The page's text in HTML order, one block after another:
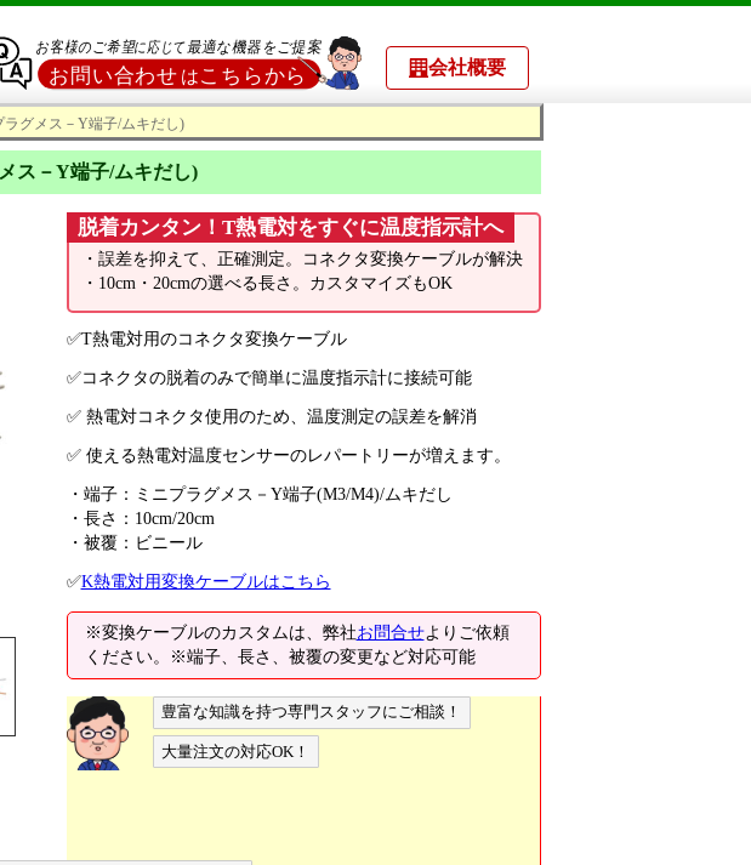
会社概要
グメス－Y端子/ムキだし)
ス－Y端子/ムキだし)
脱着カンタン！T熱電対をすぐに温度指示計へ
・誤差を抑えて、正確測定。コネクタ変換ケーブルが解決
・10cm・20cmの選べる長さ。カスタマイズもOK
✅T熱電対用のコネクタ変換ケーブル
✅コネクタの脱着のみで簡単に温度指示計に接続可能
✅ 熱電対コネクタ使用のため、温度測定の誤差を解消
✅ 使える熱電対温度センサーのレパートリーが増えます。
・端子：ミニプラグメス－Y端子(M3/M4)/ムキだし
・長さ：10cm/20cm
・被覆：ビニール
✅K熱電対用変換ケーブルはこちら
※変換ケーブルのカスタムは、弊社お問合せよりご依頼
ください。※端子、長さ、被覆の変更など対応可能
豊富な知識を持つ専門スタッフにご相談！
大量注文の対応OK！